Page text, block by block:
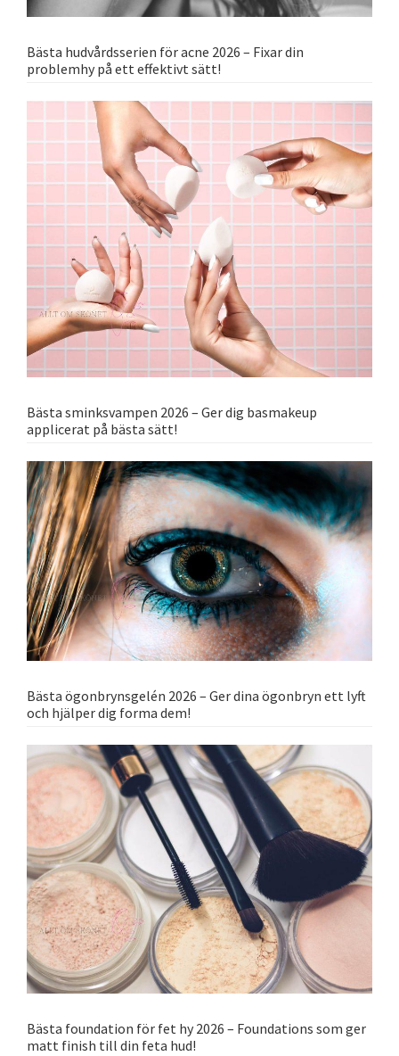
Bästa hudvårdsserien för acne 2026 – Fixar din
problemhy på ett effektivt sätt!
Bästa sminksvampen 2026 – Ger dig basmakeup
applicerat på bästa sätt!
Bästa ögonbrynsgelén 2026 – Ger dina ögonbryn ett lyft
och hjälper dig forma dem!
Bästa foundation för fet hy 2026 – Foundations som ger
matt finish till din feta hud!